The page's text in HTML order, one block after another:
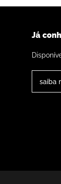
Já
saiba